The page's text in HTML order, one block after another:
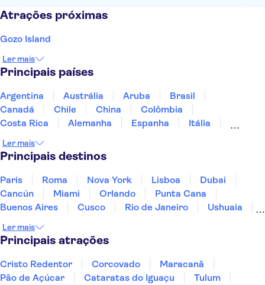
Atrações próximas
Gozo Island
Ler mais
Principais países
Argentina Austrália Aruba
Brasil
Canadá
Chile China
Colômbia
Costa Rica
Alemanha Espanha
Itália
Panamá
Peru
Ler mais
Principais destinos
Paris Roma Nova York Lisboa
Dubai
Cancún
Miami Orlando
Punta Cana
Buenos Aires
Cusco Rio de Janeiro
Ushuaia
Fernando de Noronha
Ler mais
Principais atrações
Cristo Redentor Corcovado
Maracanã
Pão de Açúcar
Cataratas do Iguaçu
Tulum